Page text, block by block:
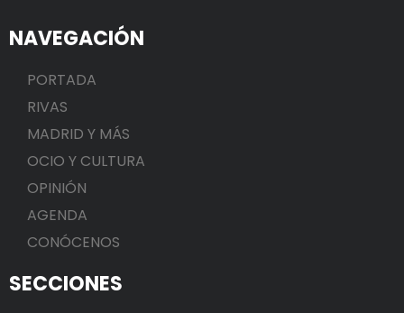
NAVEGACIÓN
PORTADA
RIVAS
MADRID Y MÁS
OCIO Y CULTURA
OPINIÓN
AGENDA
CONÓCENOS
SECCIONES